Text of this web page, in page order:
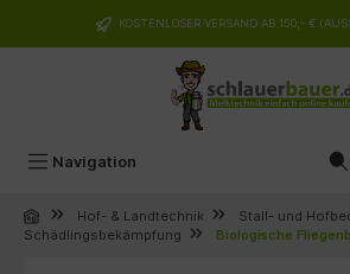
springen KOSTENLOSER VERSAND AB 150,- €
Navigation
Hof- & Landtechnik
Stall- und
Schädlingsbekämpfung
Biologische